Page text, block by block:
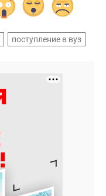
поступление в вуз